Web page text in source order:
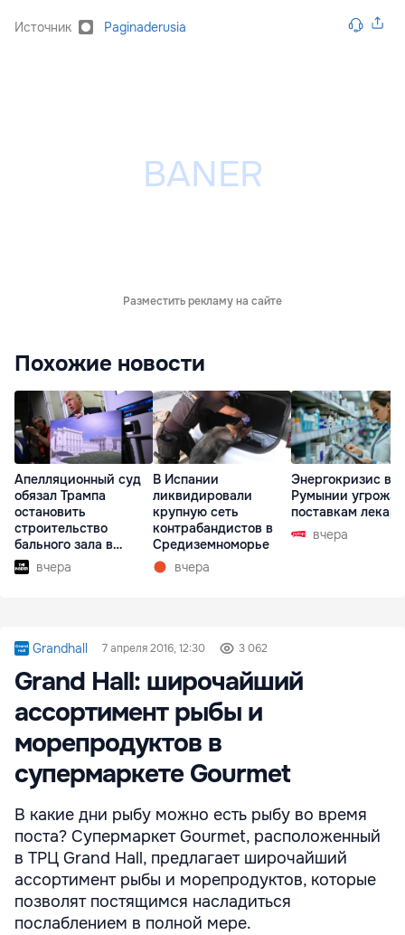
Источник Paginaderusia
Разместить рекламу на сайте
Похожие новости
Апелляционный суд
обязал Трампа
остановить
строительство
бального зала в
Белом доме
вчера
В Испании
ликвидировали
крупную сеть
контрабандистов в
Средиземноморье
вчера
Энергокризис в
Румынии
поставкам
вчера
Grandhall 7 апреля 2016, 12:30 3 062
Grand Hall: широчайший
ассортимент рыбы и
морепродуктов в
супермаркете Gourmet
В какие дни рыбу можно есть рыбу во время
поста? Супермаркет Gourmet, расположенный
в ТРЦ Grand Hall, предлагает широчайший
ассортимент рыбы и морепродуктов, которые
позволят постящимся насладиться
послаблением в полной мере.